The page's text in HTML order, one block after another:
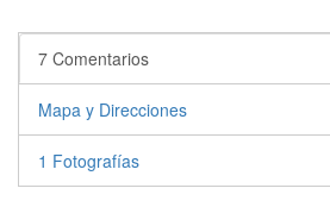
7 Comentarios
Mapa y Direcciones
1 Fotografías